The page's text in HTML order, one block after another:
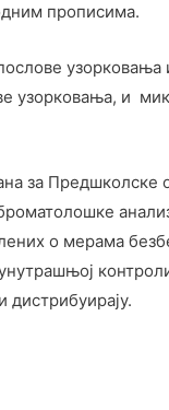
прописима.
и
за Предшколске
о мерама
дистрибуирају.